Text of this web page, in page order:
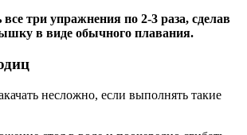
три упражнения по 2-3 раза, сделав
в виде обычного плавания.
несложно, если выполнять такие